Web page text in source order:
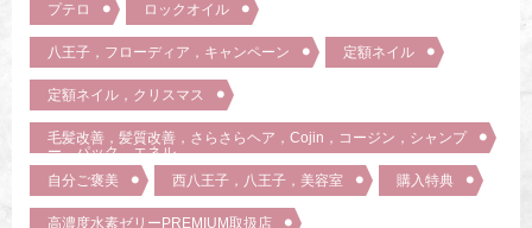
プテロ
ロックオイル
八王子，フローディア，キャンペーン 定額ネイル
定額ネイル，クリスマス
毛髪改善，髪質改善，さらさらヘア，Cojin，コージン，シャンプ
ー，パック，エネル，
自分ご褒美
西八王子，八王子，美容室 購入特典
高濃度水素ゼリーPREMIUM取扱店